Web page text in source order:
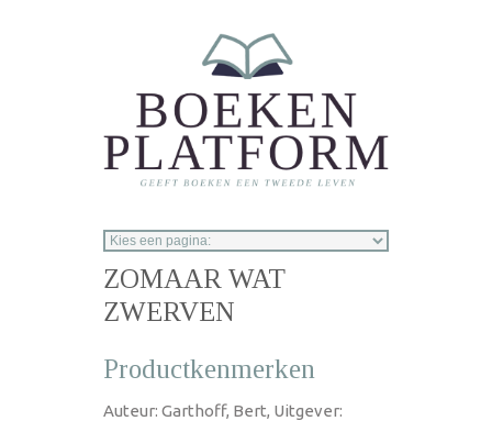
ZOMAAR WAT
ZWERVEN
Productkenmerken
Auteur: Garthoff, Bert, Uitgever: